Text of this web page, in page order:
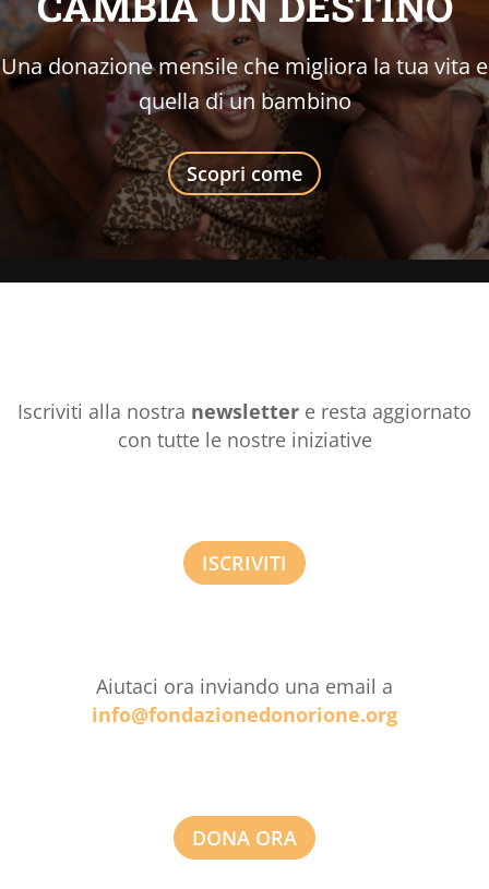
Una donazione mensile che migliora la tua vita e
quella di un bambino
Scopri come
Iscriviti alla nostra newsletter e resta aggiornato
con tutte le nostre iniziative
ISCRIVITI
Aiutaci ora inviando una email a
info@fondazionedonorione.org
DONA ORA